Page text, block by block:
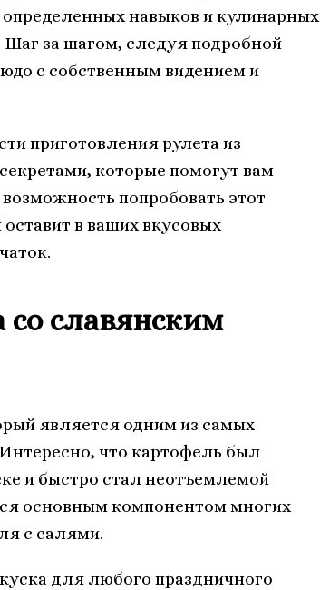
навыков и кулинарных
Шаг за шагом, следуя подробной
с собственным видением и
приготовления рулета из
которые помогут вам
попробовать этот
в ваших вкусовых
со славянским
является одним из самых
что картофель был
и быстро стал неотъемлемой
основным компонентом многих
с салями.
для любого праздничного